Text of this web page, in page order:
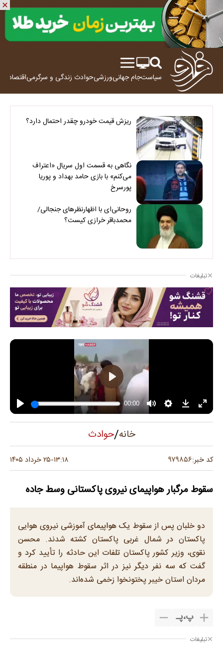
سیاستجام جهانیورزشیحوادث زندگی و سرگرمیاقتصاد
ریزش قیمت خودرو چقدر احتمال دارد؟
نگاهی به قسمت اول سریال «اعتراف
می‌کنم» با بازی حامد بهداد و پوریا
پورسرخ
روحانی‌ای با اظهارنظرهای جنجالی/
محمدباقر خرازی کیست؟
تبلیغات
خانه/حوادث
کد خبر:۹۷۹۸۵۶ ۱۳:۱۸-۲۵ خرداد ۱۴۰۵
سقوط مرگبار هواپیمای نیروی پاکستانی وسط جاده
دو خلبان پس از سقوط یک هواپیمای آموزشی نیروی هوایی
پاکستان در شمال غربی پاکستان کشته شدند. محسن
نقوی، وزیر کشور پاکستان تلفات این حادثه را تأیید کرد و
گفت که سه نفر دیگر نیز در اثر سقوط هواپیما در منطقه
مردان استان خیبر پختونخوا زخمی شده‌اند.
پ،پـ
تبلیغات